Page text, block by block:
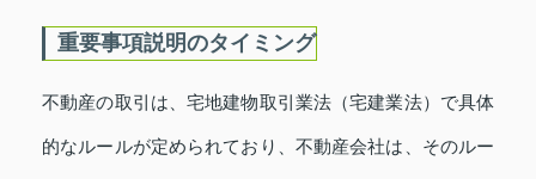
重要事項説明のタイミング
不動産の取引は、宅地建物取引業法（宅建業法）で具体
的なルールが定められており、不動産会社は、そのルー